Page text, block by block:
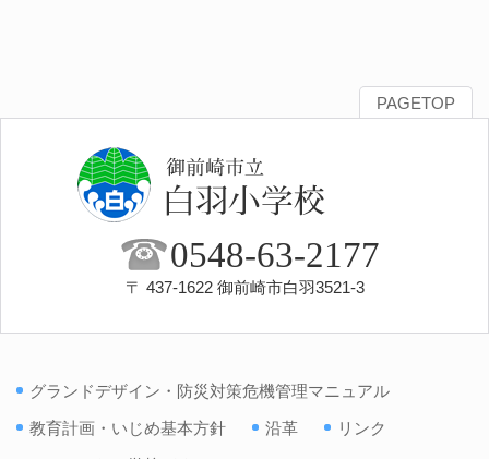
PAGETOP
0548-63-2177
〒 437-1622 御前崎市白羽3521-3
グランドデザイン・防災対策危機管理マニュアル
教育計画・いじめ基本方針
沿革
リンク